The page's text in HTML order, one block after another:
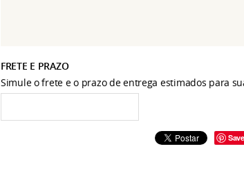
FRETE E PRAZO
Simule o frete e o prazo de entrega estimados para
Save